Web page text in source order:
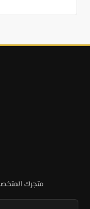
متجرك